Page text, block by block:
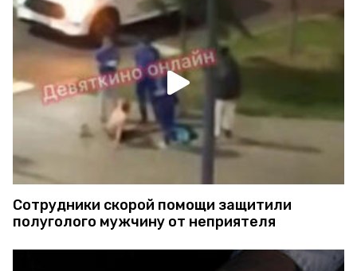
Сотрудники скорой помощи защитили
полуголого мужчину от неприятеля